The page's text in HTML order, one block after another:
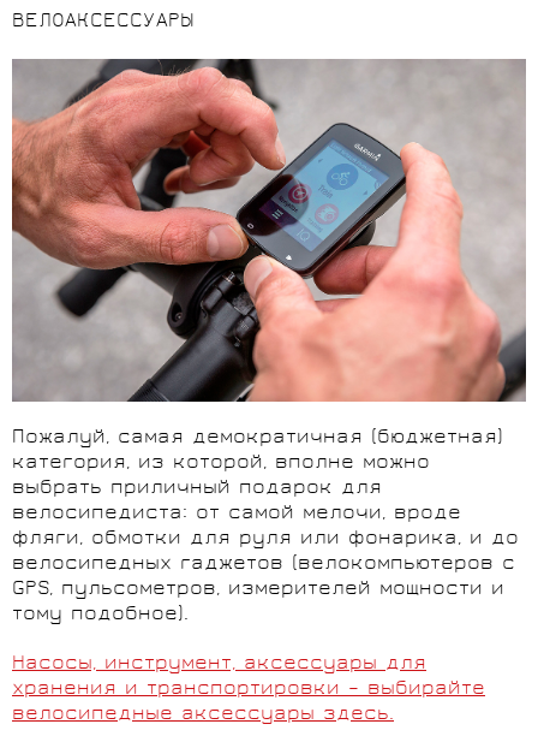
ВЕЛОАКСЕССУАРЫ
Пожалуй, самая демократичная (бюджетная)
категория, из которой, вполне можно
выбрать приличный подарок для
велосипедиста: от самой мелочи, вроде
фляги, обмотки для руля или фонарика, и до
велосипедных гаджетов (велокомпьютеров с
GPS, пульсометров, измерителей мощности и
тому подобное).
Насосы, инструмент, аксессуары для
хранения и транспортировки – выбирайте
велосипедные аксессуары здесь.